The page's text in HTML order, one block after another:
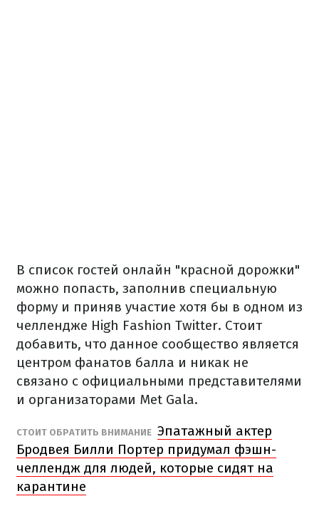
В список гостей онлайн "красной дорожки"
можно попасть, заполнив специальную
форму и приняв участие хотя бы в одном из
челлендже High Fashion Twitter. Стоит
добавить, что данное сообщество является
центром фанатов балла и никак не
связано с официальными представителями
и организаторами Met Gala.
СТОИТ ОБРАТИТЬ ВНИМАНИЕ Эпатажный актер
Бродвея Билли Портер придумал фэшн-
челлендж для людей, которые сидят на
карантине